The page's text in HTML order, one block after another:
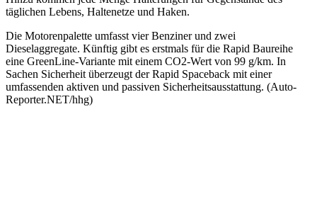
täglichen Lebens, Haltenetze und Haken.
Die Motorenpalette umfasst vier Benziner und zwei
Dieselaggregate. Künftig gibt es erstmals für die Rapid Baureihe
eine GreenLine-Variante mit einem CO2-Wert von 99 g/km. In
Sachen Sicherheit überzeugt der Rapid Spaceback mit einer
umfassenden aktiven und passiven Sicherheitsausstattung. (Auto-
Reporter.NET/hhg)